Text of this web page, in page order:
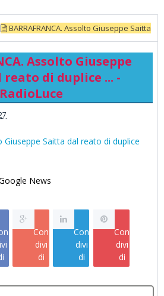
BARRAFRANCA. Assolto Giuseppe Saitta
Assolto Giuseppe
di duplice ... -
RadioLuce
Giuseppe Saitta dal reato di duplice
News
Con
divi
di
Con
divi
di
Con
divi
di